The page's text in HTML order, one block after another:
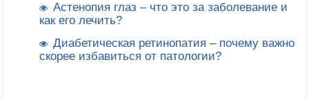
Астенопия глаз – что это за заболевание и
как его лечить?
Диабетическая ретинопатия – почему важно
скорее избавиться от патологии?